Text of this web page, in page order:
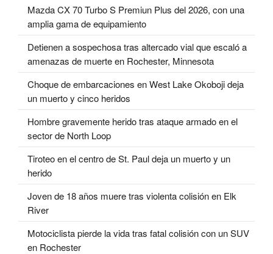
Mazda CX 70 Turbo S Premiun Plus del 2026, con una
amplia gama de equipamiento
Detienen a sospechosa tras altercado vial que escaló a
amenazas de muerte en Rochester, Minnesota
Choque de embarcaciones en West Lake Okoboji deja
un muerto y cinco heridos
Hombre gravemente herido tras ataque armado en el
sector de North Loop
Tiroteo en el centro de St. Paul deja un muerto y un
herido
Joven de 18 años muere tras violenta colisión en Elk
River
Motociclista pierde la vida tras fatal colisión con un SUV
en Rochester